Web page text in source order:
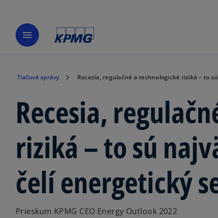
menu
Tlačové správy Recesia, regulačné a technologické riziká – to
Recesia,
riziká – to sú
čelí energetický
Prieskum KPMG CEO Energy Outlook 2022